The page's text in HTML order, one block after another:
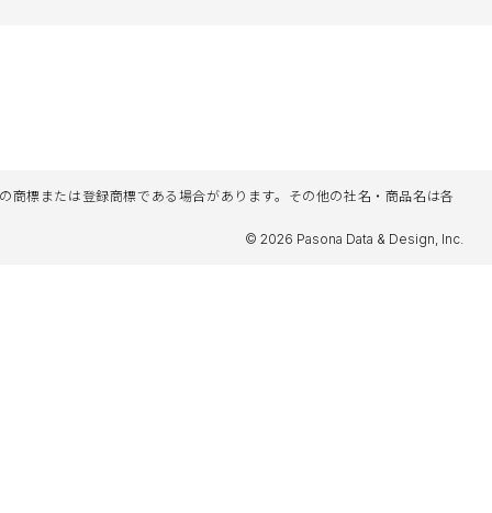
標または登録商標である場合があります。その他の社名・商品名は各
© 2026 Pasona Data & Design, Inc.